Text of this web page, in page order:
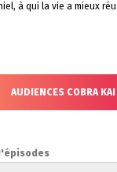
à qui la vie a mieux
AUDIENCES COBRA KAI